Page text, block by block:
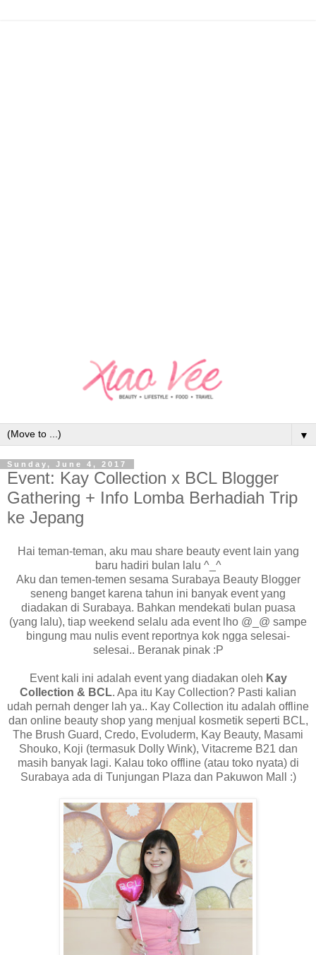
▼
Sunday, June 4, 2017
Event: Kay Collection x BCL Blogger
Gathering + Info Lomba Berhadiah Trip
ke Jepang
Hai teman-teman, aku mau share beauty event lain yang
baru hadiri bulan lalu ^_^
Aku dan temen-temen sesama Surabaya Beauty Blogger
seneng banget karena tahun ini banyak event yang
diadakan di Surabaya. Bahkan mendekati bulan puasa
(yang lalu), tiap weekend selalu ada event lho @_@ sampe
bingung mau nulis event reportnya kok ngga selesai-
selesai.. Beranak pinak :P
Event kali ini adalah event yang diadakan oleh Kay
Collection & BCL. Apa itu Kay Collection? Pasti kalian
udah pernah denger lah ya.. Kay Collection itu adalah offline
dan online beauty shop yang menjual kosmetik seperti BCL,
The Brush Guard, Credo, Evoluderm, Kay Beauty, Masami
Shouko, Koji (termasuk Dolly Wink), Vitacreme B21 dan
masih banyak lagi. Kalau toko offline (atau toko nyata) di
Surabaya ada di Tunjungan Plaza dan Pakuwon Mall :)